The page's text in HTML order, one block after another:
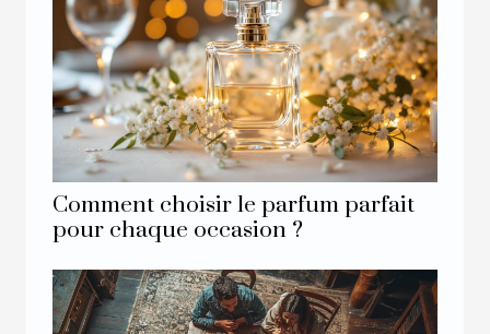
Comment choisir le parfum parfait
pour chaque occasion ?